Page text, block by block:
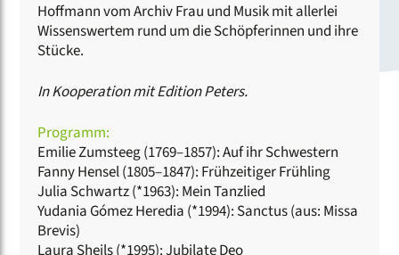
Hoffmann vom Archiv Frau und Musik mit allerlei
Wissenswertem rund um die Schöpferinnen und ihre
Stücke.
In Kooperation mit Edition Peters.
Programm:
Emilie Zumsteeg (1769–1857): Auf ihr Schwestern
Fanny Hensel (1805–1847): Frühzeitiger Frühling
Julia Schwartz (*1963): Mein Tanzlied
Yudania Gómez Heredia (*1994): Sanctus (aus: Missa
Brevis)
Laura Sheils (*1995): Jubilate Deo